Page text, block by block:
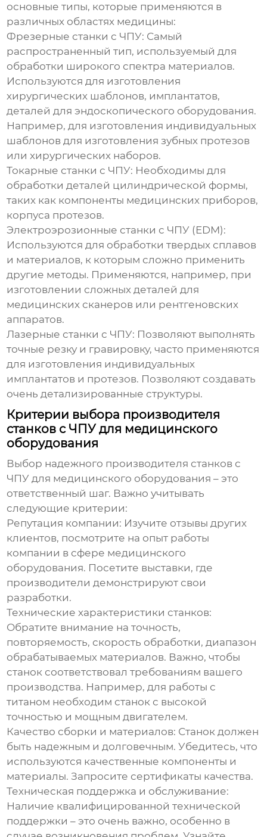
основные типы, которые применяются в
различных областях медицины:
Фрезерные станки с ЧПУ: Самый
распространенный тип, используемый для
обработки широкого спектра материалов.
Используются для изготовления
хирургических шаблонов, имплантатов,
деталей для эндоскопического оборудования.
Например, для изготовления индивидуальных
шаблонов для изготовления зубных протезов
или хирургических наборов.
Токарные станки с ЧПУ: Необходимы для
обработки деталей цилиндрической формы,
таких как компоненты медицинских приборов,
корпуса протезов.
Электроэрозионные станки с ЧПУ (EDM):
Используются для обработки твердых сплавов
и материалов, к которым сложно применить
другие методы. Применяются, например, при
изготовлении сложных деталей для
медицинских сканеров или рентгеновских
аппаратов.
Лазерные станки с ЧПУ: Позволяют выполнять
точные резку и гравировку, часто применяются
для изготовления индивидуальных
имплантатов и протезов. Позволяют создавать
очень детализированные структуры.
Критерии выбора производителя
станков с ЧПУ для медицинского
оборудования
Выбор надежного производителя станков с
ЧПУ для медицинского оборудования – это
ответственный шаг. Важно учитывать
следующие критерии:
Репутация компании: Изучите отзывы других
клиентов, посмотрите на опыт работы
компании в сфере медицинского
оборудования. Посетите выставки, где
производители демонстрируют свои
разработки.
Технические характеристики станков:
Обратите внимание на точность,
повторяемость, скорость обработки, диапазон
обрабатываемых материалов. Важно, чтобы
станок соответствовал требованиям вашего
производства. Например, для работы с
титаном необходим станок с высокой
точностью и мощным двигателем.
Качество сборки и материалов: Станок должен
быть надежным и долговечным. Убедитесь, что
используются качественные компоненты и
материалы. Запросите сертификаты качества.
Техническая поддержка и обслуживание:
Наличие квалифицированной технической
поддержки – это очень важно, особенно в